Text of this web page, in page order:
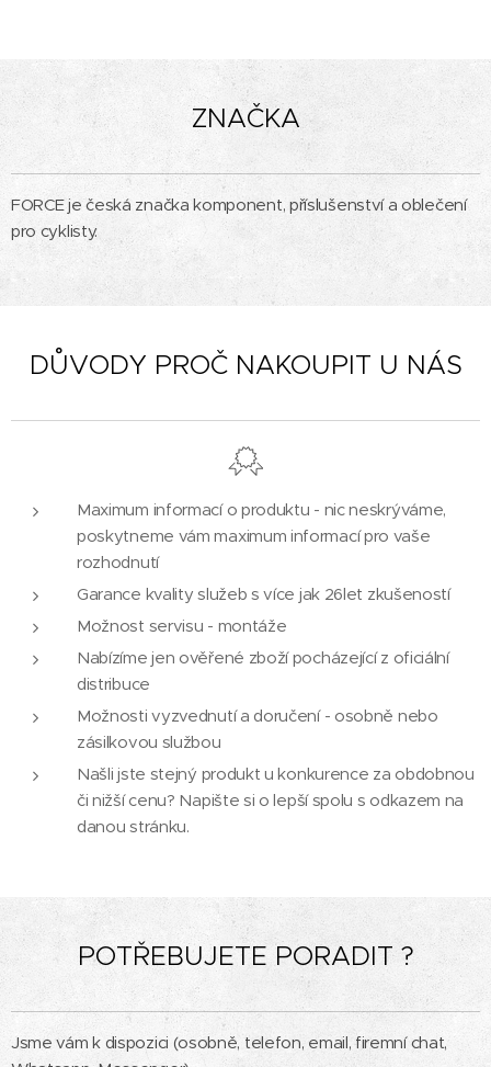
ZNAČKA
FORCE je česká značka komponent, příslušenství a oblečení
pro cyklisty.
DŮVODY PROČ NAKOUPIT U NÁS
Maximum informací o produktu - nic neskrýváme,
poskytneme vám maximum informací pro vaše
rozhodnutí
Garance kvality služeb s více jak 26let zkušeností
Možnost servisu - montáže
Nabízíme jen ověřené zboží pocházející z oficiální
distribuce
Možnosti vyzvednutí a doručení - osobně nebo
zásilkovou službou
Našli jste stejný produkt u konkurence za obdobnou
či nižší cenu? Napište si o lepší spolu s odkazem na
danou stránku.
POTŘEBUJETE PORADIT ?
Jsme vám k dispozici (osobně, telefon, email, firemní chat,